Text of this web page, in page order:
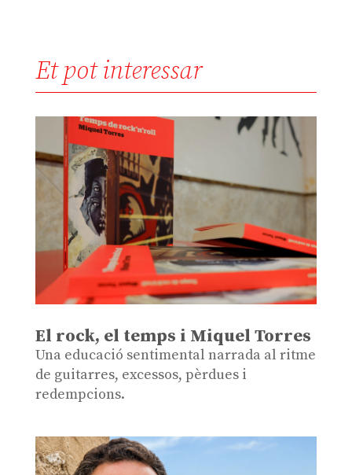
Et pot interessar
El rock, el temps i Miquel Torres
Una educació sentimental narrada al ritme
de guitarres, excessos, pèrdues i
redempcions.